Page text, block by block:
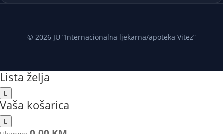
© 2026 JU “Internacionalna ljekarna/apoteka Vitez”
Lista želja
Vaša košarica